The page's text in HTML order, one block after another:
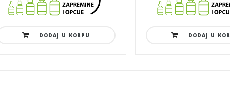
DODAJ U KORPU DODAJ U